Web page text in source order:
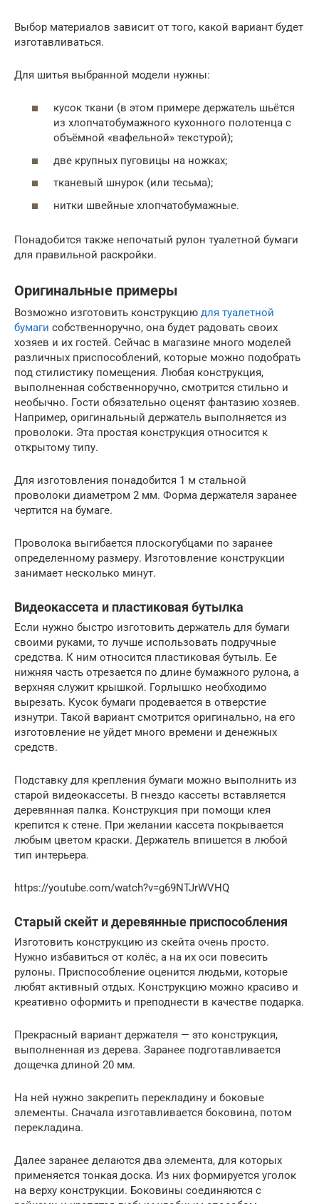
Выбор материалов зависит от того, какой вариант будет
изготавливаться.
Для шитья выбранной модели нужны:
кусок ткани (в этом примере держатель шьётся
из хлопчатобумажного кухонного полотенца с
объёмной «вафельной» текстурой);
две крупных пуговицы на ножках;
тканевый шнурок (или тесьма);
нитки швейные хлопчатобумажные.
Понадобится также непочатый рулон туалетной бумаги
для правильной раскройки.
Оригинальные примеры
Возможно изготовить конструкцию для туалетной
бумаги собственноручно, она будет радовать своих
хозяев и их гостей. Сейчас в магазине много моделей
различных приспособлений, которые можно подобрать
под стилистику помещения. Любая конструкция,
выполненная собственноручно, смотрится стильно и
необычно. Гости обязательно оценят фантазию хозяев.
Например, оригинальный держатель выполняется из
проволоки. Эта простая конструкция относится к
открытому типу.
Для изготовления понадобится 1 м стальной
проволоки диаметром 2 мм. Форма держателя заранее
чертится на бумаге.
Проволока выгибается плоскогубцами по заранее
определенному размеру. Изготовление конструкции
занимает несколько минут.
Видеокассета и пластиковая бутылка
Если нужно быстро изготовить держатель для бумаги
своими руками, то лучше использовать подручные
средства. К ним относится пластиковая бутыль. Ее
нижняя часть отрезается по длине бумажного рулона, а
верхняя служит крышкой. Горлышко необходимо
вырезать. Кусок бумаги продевается в отверстие
изнутри. Такой вариант смотрится оригинально, на его
изготовление не уйдет много времени и денежных
средств.
Подставку для крепления бумаги можно выполнить из
старой видеокассеты. В гнездо кассеты вставляется
деревянная палка. Конструкция при помощи клея
крепится к стене. При желании кассета покрывается
любым цветом краски. Держатель впишется в любой
тип интерьера.
https://youtube.com/watch?v=g69NTJrWVHQ
Старый скейт и деревянные приспособления
Изготовить конструкцию из скейта очень просто.
Нужно избавиться от колёс, а на их оси повесить
рулоны. Приспособление оценится людьми, которые
любят активный отдых. Конструкцию можно красиво и
креативно оформить и преподнести в качестве подарка.
Прекрасный вариант держателя — это конструкция,
выполненная из дерева. Заранее подготавливается
дощечка длиной 20 мм.
На ней нужно закрепить перекладину и боковые
элементы. Сначала изготавливается боковина, потом
перекладина.
Далее заранее делаются два элемента, для которых
применяется тонкая доска. Из них формируется уголок
на верху конструкции. Боковины соединяются с